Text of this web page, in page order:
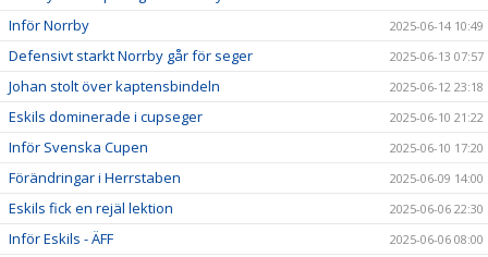
Inför Norrby 2025-06-14 10:49
Defensivt starkt Norrby går för seger 2025-06-13 07:57
Johan stolt över kaptensbindeln 2025-06-12 23:18
Eskils dominerade i cupseger 2025-06-10 21:22
Inför Svenska Cupen 2025-06-10 17:20
Förändringar i Herrstaben 2025-06-09 14:00
Eskils fick en rejäl lektion 2025-06-06 22:30
Inför Eskils - ÄFF 2025-06-06 08:00